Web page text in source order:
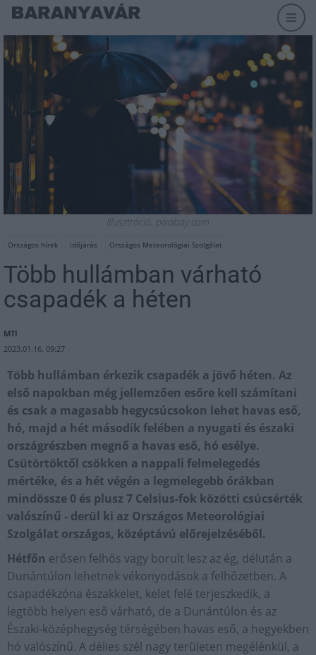
Illusztráció, pixabay.com
Országos hírek időjárás Országos Meteorológiai Szolgálat
Több hullámban várható
csapadék a héten
MTI
2023.01.16. 09:27
Több hullámban érkezik csapadék a jövő héten. Az
első napokban még jellemzően esőre kell számítani
és csak a magasabb hegycsúcsokon lehet havas eső,
hó, majd a hét második felében a nyugati és északi
országrészben megnő a havas eső, hó esélye.
Csütörtöktől csökken a nappali felmelegedés
mértéke, és a hét végén a legmelegebb órákban
mindössze 0 és plusz 7 Celsius-fok közötti csúcsérték
valószínű - derül ki az Országos Meteorológiai
Szolgálat országos, középtávú előrejelzéséből.
Hétfőn erősen felhős vagy borult lesz az ég, délután a
Dunántúlon lehetnek vékonyodások a felhőzetben. A
csapadékzóna északkelet, kelet felé terjeszkedik, a
legtöbb helyen eső várható, de a Dunántúlon és az
Északi-középhegység térségében havas eső, a hegyekben
hó valószínű. A délies szél nagy területen megélénkül, a